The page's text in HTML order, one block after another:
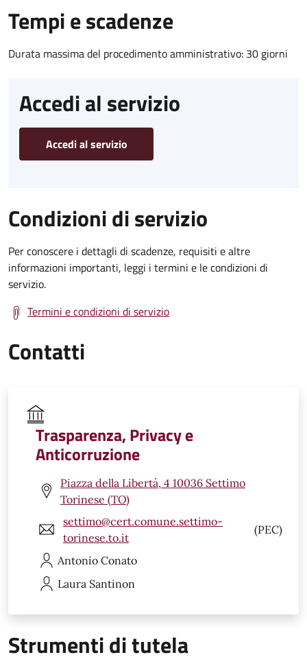
Tempi e scadenze
Durata massima del procedimento amministrativo: 30 giorni
Accedi al servizio
Accedi al servizio
Condizioni di servizio
Per conoscere i dettagli di scadenze, requisiti e altre
informazioni importanti, leggi i termini e le condizioni di
servizio.
Termini e condizioni di servizio
Contatti
Trasparenza, Privacy e
Anticorruzione
Piazza della Libertà, 4 10036 Settimo
Torinese (TO)
settimo@cert.comune.settimo-
torinese.to.it
(PEC)
Antonio Conato
Laura Santinon
Strumenti di tutela